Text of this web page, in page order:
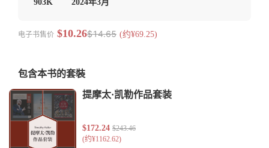
903K 2024年3月
电子书售价 $10.26$14.65 (约¥69.25)
包含本书的套裝